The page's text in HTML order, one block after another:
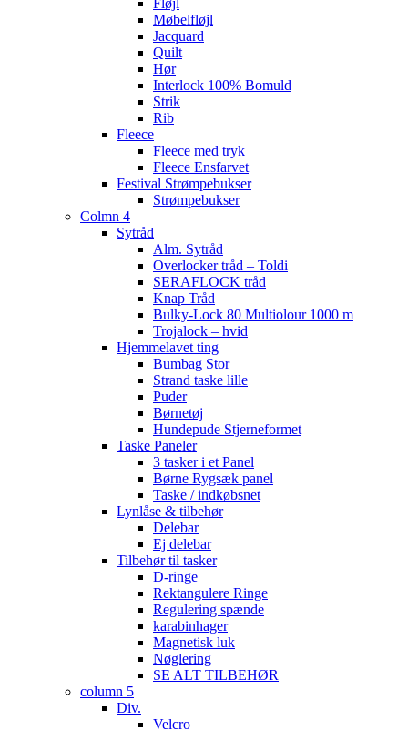
Fløjl
Møbelfløjl
Jacquard
Quilt
Hør
Interlock 100% Bomuld
Strik
Rib
Fleece
Fleece med tryk
Fleece Ensfarvet
Festival Strømpebukser
Strømpebukser
Colmn 4
Sytråd
Alm. Sytråd
Overlocker tråd – Toldi
SERAFLOCK tråd
Knap Tråd
Bulky-Lock 80 Multiolour 1000 m
Trojalock – hvid
Hjemmelavet ting
Bumbag Stor
Strand taske lille
Puder
Børnetøj
Hundepude Stjerneformet
Taske Paneler
3 tasker i et Panel
Børne Rygsæk panel
Taske / indkøbsnet
Lynlåse & tilbehør
Delebar
Ej delebar
Tilbehør til tasker
D-ringe
Rektangulere Ringe
Regulering spænde
karabinhager
Magnetisk luk
Nøglering
SE ALT TILBEHØR
column 5
Div.
Velcro